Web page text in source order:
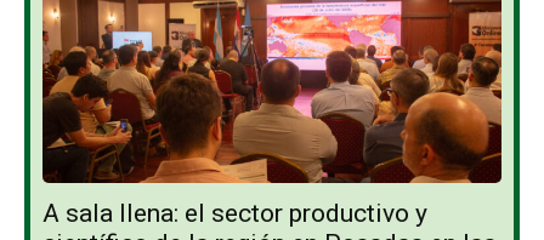
A sala llena: el sector productivo y